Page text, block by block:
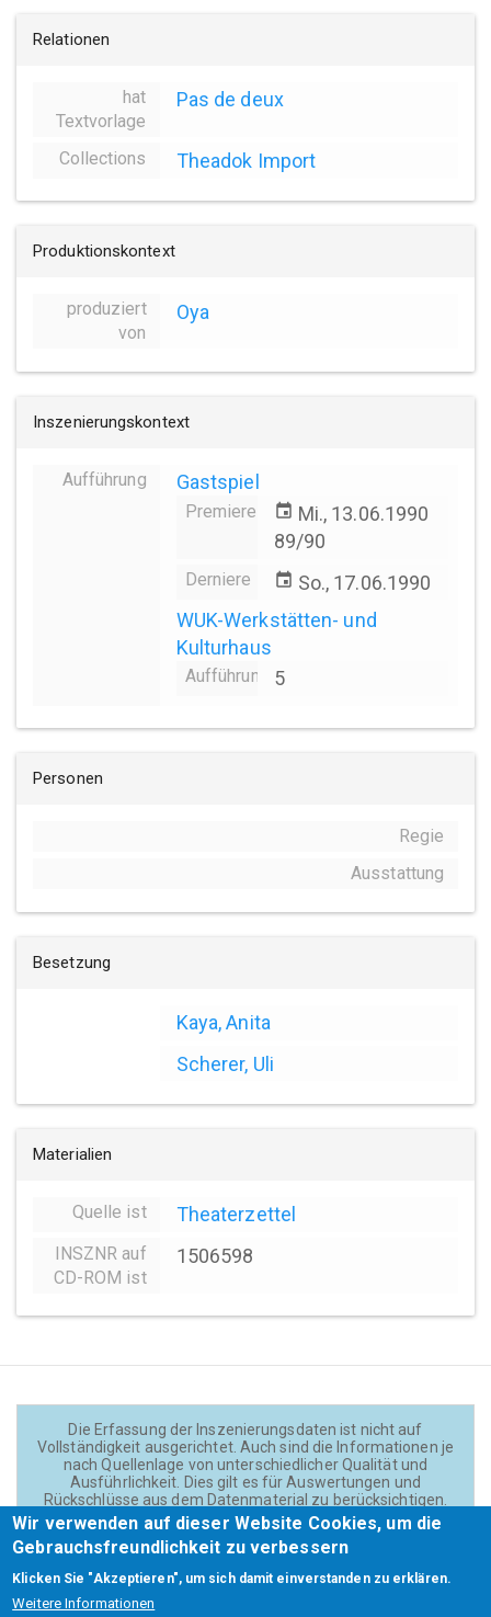
Relationen
hat
Textvorlage
Pas de deux
Collections Theadok Import
Produktionskontext
produziert
von
Oya
Inszenierungskontext
Aufführung Gastspiel
Premiere event Mi., 13.06.1990
89/90
Derniere event So., 17.06.1990
WUK-Werkstätten- und
Kulturhaus
Aufführungsanzahl
5
Personen
Regie
Ausstattung
Besetzung
Kaya, Anita
Scherer, Uli
Materialien
Quelle ist Theaterzettel
INSZNR auf
CD-ROM ist
1506598
Die Erfassung der Inszenierungsdaten ist nicht auf
Vollständigkeit ausgerichtet. Auch sind die Informationen je
nach Quellenlage von unterschiedlicher Qualität und
Ausführlichkeit. Dies gilt es für Auswertungen und
Rückschlüsse aus dem Datenmaterial zu berücksichtigen.
Daten und Texte auf der Website sind - wenn nicht anders
angegeben - lizensiert unterCC BY 4.0(Creator:
Theadok.at).
Wir verwenden auf dieser Website Cookies, um die
Gebrauchsfreundlichkeit zu verbessern
Klicken Sie "Akzeptieren", um sich damit einverstanden zu erklären.
Weitere Informationen